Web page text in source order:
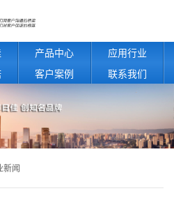
产品中心
应用行业
客户案例 联系我们
新闻